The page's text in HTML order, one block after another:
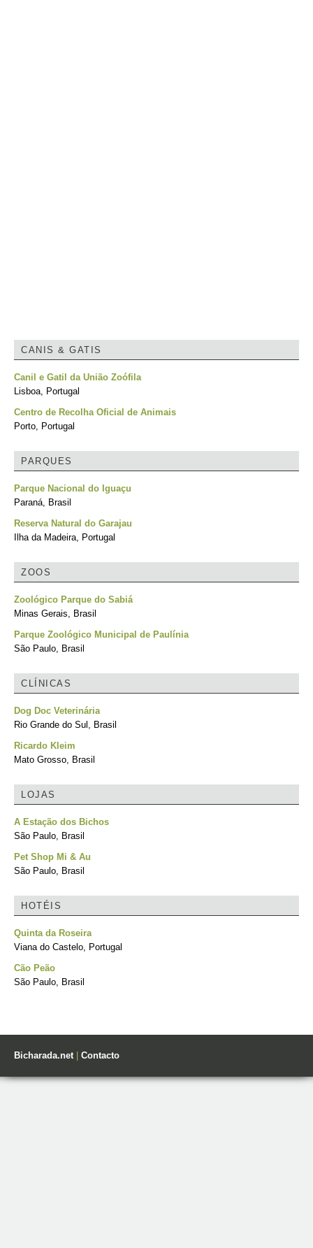
CANIS & GATIS
Canil e Gatil da União Zoófila
Lisboa, Portugal
Centro de Recolha Oficial de Animais
Porto, Portugal
PARQUES
Parque Nacional do Iguaçu
Paraná, Brasil
Reserva Natural do Garajau
Ilha da Madeira, Portugal
ZOOS
Zoológico Parque do Sabiá
Minas Gerais, Brasil
Parque Zoológico Municipal de Paulínia
São Paulo, Brasil
CLÍNICAS
Dog Doc Veterinária
Rio Grande do Sul, Brasil
Ricardo Kleim
Mato Grosso, Brasil
LOJAS
A Estação dos Bichos
São Paulo, Brasil
Pet Shop Mi & Au
São Paulo, Brasil
HOTÉIS
Quinta da Roseira
Viana do Castelo, Portugal
Cão Peão
São Paulo, Brasil
Bicharada.net| Contacto